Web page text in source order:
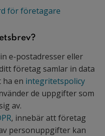
för företagare
e-postadresser eller
företag samlar in data
en integritetspolicy
de uppgifter som
av.
, innebär att företag
personuppgifter kan